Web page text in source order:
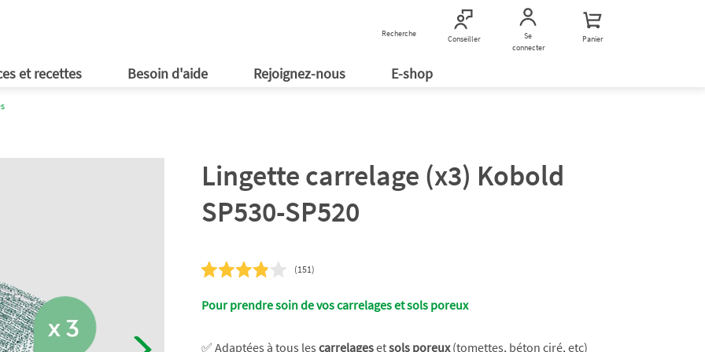
Recherche Conseiller
Se
connecter
Panier
et recettes Besoin d'aide
Nous contacter
Rejoignez-nous
E-shop
Lingette carrelage (x3) Kobold
SP530-SP520
(151)
Pour prendre soin de vos carrelages et sols poreux
✅ Adaptées à tous les carrelagesetsols poreux(tomettes, béton ciré, etc)